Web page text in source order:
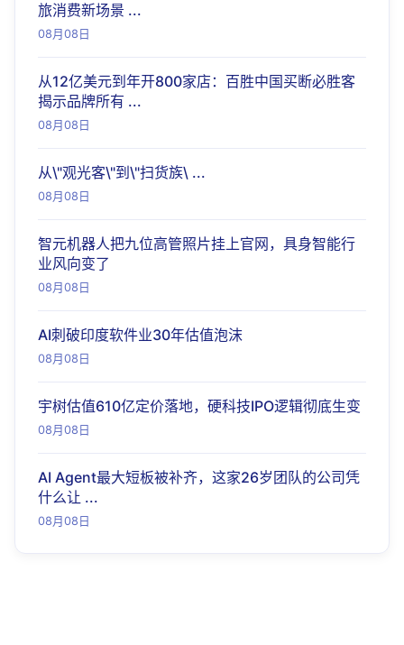
旅消费新场景 ...
08月08日
从12亿美元到年开800家店：百胜中国买断必胜客
揭示品牌所有 ...
08月08日
从\"观光客\"到\"扫货族\ ...
08月08日
智元机器人把九位高管照片挂上官网，具身智能行
业风向变了
08月08日
AI刺破印度软件业30年估值泡沫
08月08日
宇树估值610亿定价落地，硬科技IPO逻辑彻底生变
08月08日
AI Agent最大短板被补齐，这家26岁团队的公司凭
什么让 ...
08月08日